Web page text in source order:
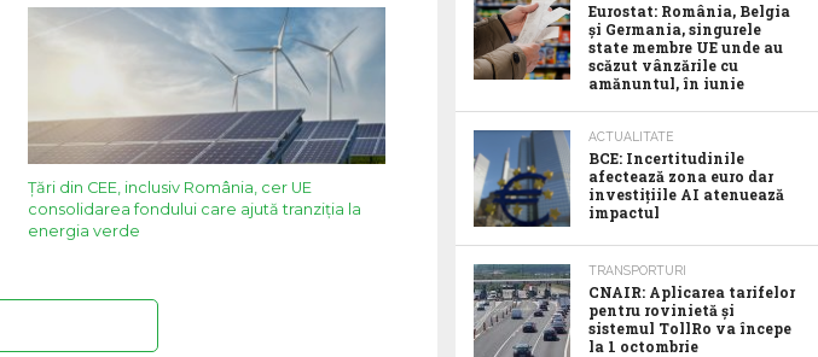
Țări din CEE, inclusiv România, cer UE
consolidarea fondului care ajută tranziția la
energia verde
Eurostat: România, Belgia
și Germania, singurele
state membre UE unde au
scăzut vânzările cu
amănuntul, în iunie
ACTUALITATE
BCE: Incertitudinile
afectează zona euro dar
investițiile AI atenuează
impactul
TRANSPORTURI
CNAIR: Aplicarea tarifelor
pentru rovinietă și
sistemul TollRo va începe
la 1 octombrie